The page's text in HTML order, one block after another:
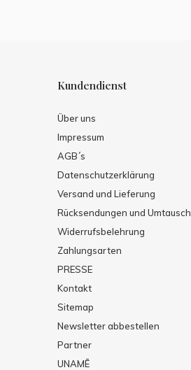
Kundendienst
Über uns
Impressum
AGB´s
Datenschutzerklärung
Versand und Lieferung
Rücksendungen und Umtausch
Widerrufsbelehrung
Zahlungsarten
PRESSE
Kontakt
Sitemap
Newsletter abbestellen
Partner
UNAMĒ